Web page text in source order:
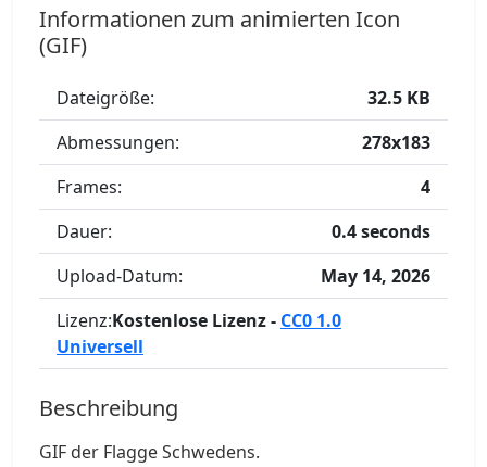
Informationen zum animierten Icon
(GIF)
Dateigröße:
32.5 KB
Abmessungen:
278x183
Frames:
4
Dauer:
0.4 seconds
Upload-Datum:
May 14, 2026
Lizenz:Kostenlose Lizenz - CC0 1.0
Universell
Beschreibung
GIF der Flagge Schwedens.